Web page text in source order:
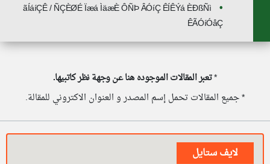
ãÍáíÇÊ / ÑÇÈØÉ Ïæá ÌäæÈ ÔÑÞ ÂÓíÇ ÊÍÊÝá ÈÐßÑì
ÊÃÓíÓåÇ
*تعبر المقالات الموجوده هنا عن وجهة نظر كاتبيها.
* جميع المقالات تحمل إسم المصدر و العنوان الاكتروني للمقالة.
لايف ستايل